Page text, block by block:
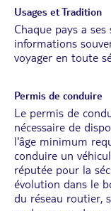
Usages et Tradition
Chaque pays a
informations
voyager en toute
Permis de conduire
Le permis de
nécessaire de
l'âge minimum
conduire un
réputée pour la
évolution dans le
du réseau routier,